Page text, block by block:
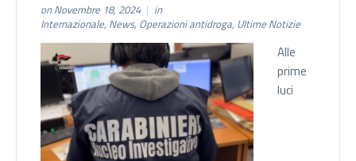
on Novembre 18, 2024
in
Internazionale, News, Operazioni antidroga, Ultime Notizie
Alle
prime
luci